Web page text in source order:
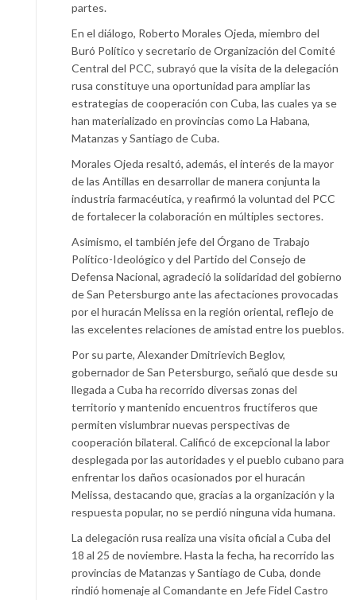
partes.
En el diálogo, Roberto Morales Ojeda, miembro del
Buró Político y secretario de Organización del Comité
Central del PCC, subrayó que la visita de la delegación
rusa constituye una oportunidad para ampliar las
estrategias de cooperación con Cuba, las cuales ya se
han materializado en provincias como La Habana,
Matanzas y Santiago de Cuba.
Morales Ojeda resaltó, además, el interés de la mayor
de las Antillas en desarrollar de manera conjunta la
industria farmacéutica, y reafirmó la voluntad del PCC
de fortalecer la colaboración en múltiples sectores.
Asimismo, el también jefe del Órgano de Trabajo
Político-Ideológico y del Partido del Consejo de
Defensa Nacional, agradeció la solidaridad del gobierno
de San Petersburgo ante las afectaciones provocadas
por el huracán Melissa en la región oriental, reflejo de
las excelentes relaciones de amistad entre los pueblos.
Por su parte, Alexander Dmitrievich Beglov,
gobernador de San Petersburgo, señaló que desde su
llegada a Cuba ha recorrido diversas zonas del
territorio y mantenido encuentros fructíferos que
permiten vislumbrar nuevas perspectivas de
cooperación bilateral. Calificó de excepcional la labor
desplegada por las autoridades y el pueblo cubano para
enfrentar los daños ocasionados por el huracán
Melissa, destacando que, gracias a la organización y la
respuesta popular, no se perdió ninguna vida humana.
La delegación rusa realiza una visita oficial a Cuba del
18 al 25 de noviembre. Hasta la fecha, ha recorrido las
provincias de Matanzas y Santiago de Cuba, donde
rindió homenaje al Comandante en Jefe Fidel Castro